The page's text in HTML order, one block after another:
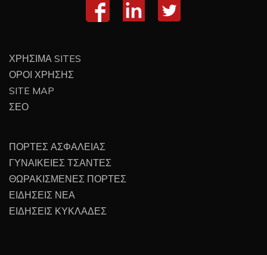
ΧΡΗΣΙΜΑ SITES
ΟΡΟΙ ΧΡΗΣΗΣ
SITE MAP
ΣΕΟ
ΠΟΡΤΕΣ ΑΣΦΑΛΕΙΑΣ
ΓΥΝΑΙΚΕΙΕΣ ΤΣΑΝΤΕΣ
ΘΩΡΑΚΙΣΜΕΝΕΣ ΠΟΡΤΕΣ
ΕΙΔΗΣΕΙΣ ΝΕΑ
ΕΙΔΗΣΕΙΣ ΚΥΚΛΑΔΕΣ